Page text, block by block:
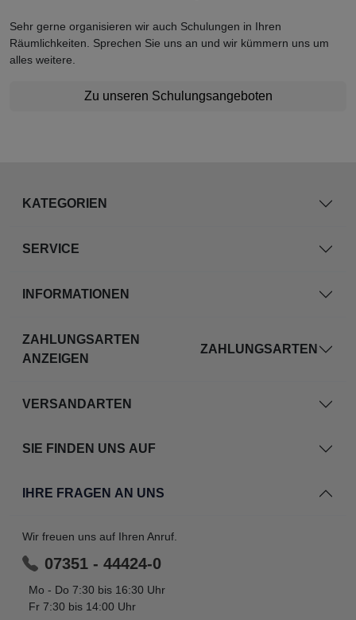
Sehr gerne organisieren wir auch Schulungen in Ihren
Räumlichkeiten. Sprechen Sie uns an und wir kümmern uns um
alles weitere.
Zu unseren Schulungsangeboten
KATEGORIEN
SERVICE
INFORMATIONEN
ZAHLUNGSARTEN
ANZEIGEN
ZAHLUNGSARTEN
VERSANDARTEN
SIE FINDEN UNS AUF
IHRE FRAGEN AN UNS
Wir freuen uns auf Ihren Anruf.
07351 - 44424-0
Mo - Do 7:30 bis 16:30 Uhr
Fr 7:30 bis 14:00 Uhr